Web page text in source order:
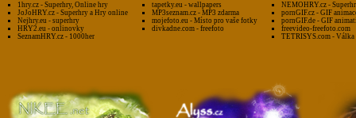
1hry.cz - Superhry, Online hry
JoJoHRY.cz - Superhry a Hry online
Nejhry.eu - superhry
HRY2.eu - onlinovky
SeznamHRY.cz - 1000her
tapetky.eu - wallpapers
MP3seznam.cz - MP3 zdarma
mojefoto.eu - Místo pro vaše fotky
divkadne.com - freefoto
NEMOHRY.cz -
pornGIF.cz - GIF
pornGIF.de - GIF
freevideo-freefoto.com
TETRISYS.com - Válka